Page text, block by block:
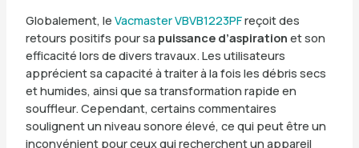
Globalement, le Vacmaster VBVB1223PFreçoit des
retours positifs pour sa puissance d’aspiration et son
efficacité lors de divers travaux. Les utilisateurs
apprécient sa capacité à traiter à la fois les débris secs
et humides, ainsi que sa transformation rapide en
souffleur. Cependant, certains commentaires
soulignent un niveau sonore élevé, ce qui peut être un
inconvénient pour ceux qui recherchent un appareil